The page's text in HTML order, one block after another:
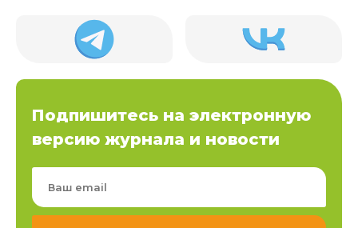
Подпишитесь на электронную
версию журнала и новости